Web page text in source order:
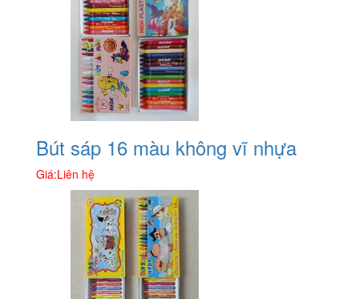
Bút sáp 16 màu không vĩ nhựa
Giá:Liên hệ